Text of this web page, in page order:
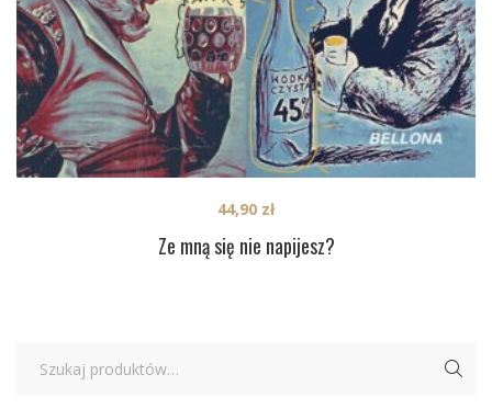
Ze mną się nie napijesz?
44,90 zł